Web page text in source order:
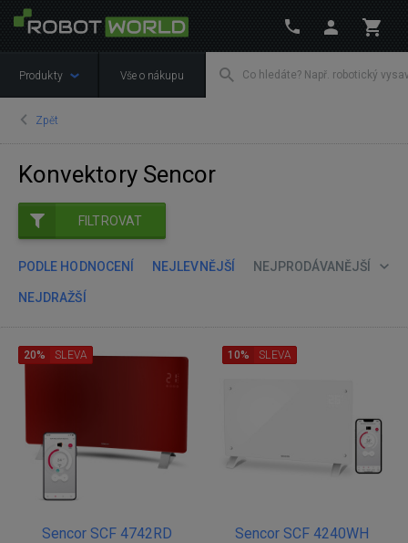
Produkty Vše o nákupu
Zpět
Konvektory Sencor
FILTROVAT
PODLE HODNOCENÍ NEJLEVNĚJŠÍ NEJPRODÁVANĚJŠÍ
NEJDRAŽŠÍ
Sencor SCF 4742RD
20% SLEVA
Sencor SCF 4240WH
10% SLEVA